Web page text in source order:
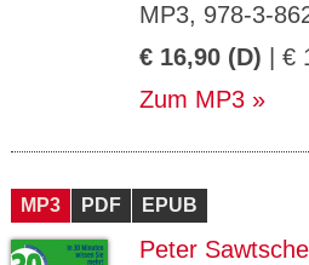
MP3, 978-3-
€ 16,90 (D) | €
Zum MP3
MP3 PDF EPUB
Peter